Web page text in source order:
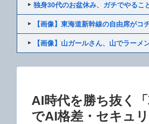
独身30代のお盆休み、ガチでやるこ
【画像】東海道新幹線の自由席がコ
【画像】山ガールさん、山でラーメ
AI時代を勝ち抜く
でAI格差・セキュ